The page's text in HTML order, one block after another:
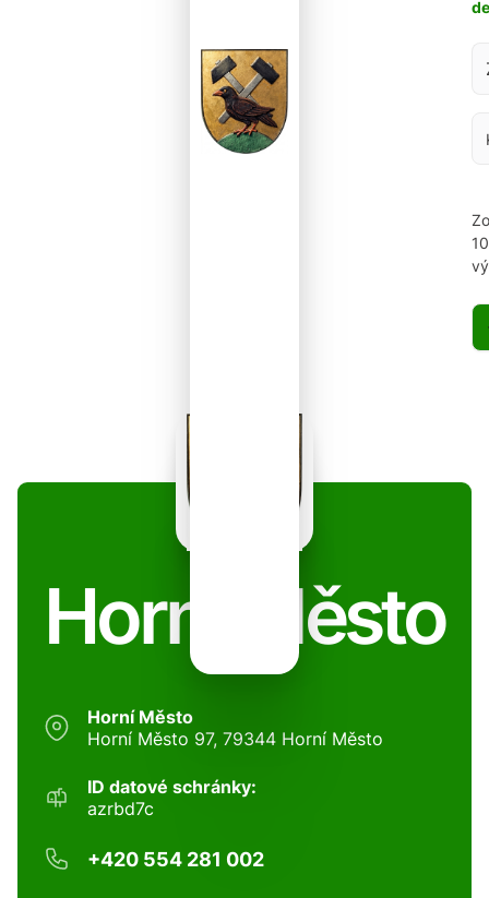
Horní Město
Horní Město
Horní Město 97, 79344 Horní Město
ID datové schránky:
azrbd7c
+420 554 281 002